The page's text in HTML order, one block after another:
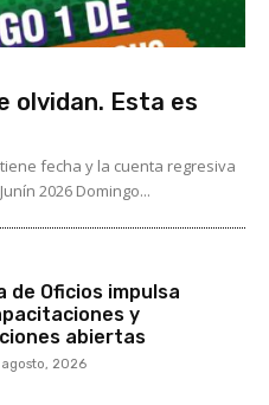
olvidan. Esta es
fecha y la cuenta regresiva
2026 Domingo...
de Oficios impulsa
y
abiertas
agosto, 2026